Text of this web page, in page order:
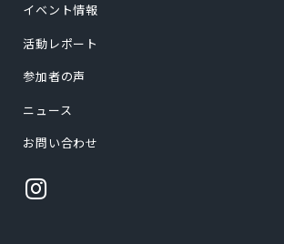
イベント情報
活動レポート
参加者の声
ニュース
お問い合わせ